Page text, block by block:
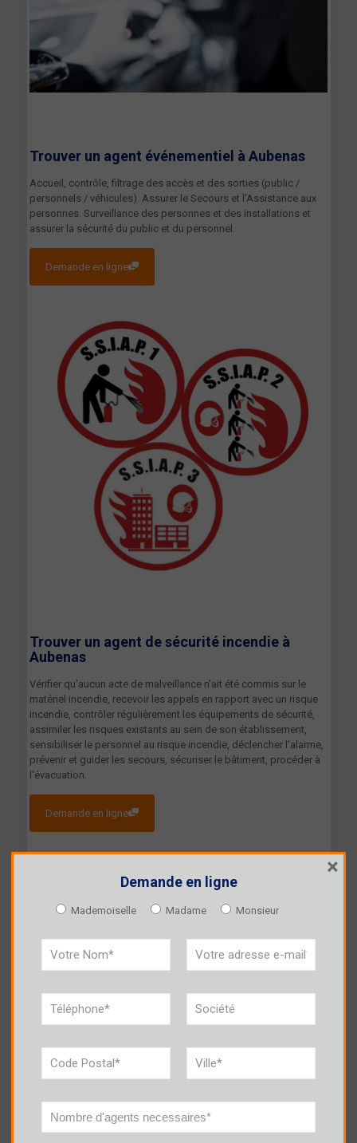
Trouver un agent événementiel àAubenas
Accueil, contrôle, filtrage des accès et des sorties (public /
personnels / véhicules). Assurer le Secours et l’Assistance aux
personnes. Surveillance des personnes et des installations et
assurer la sécurité du public et du personnel.
Demande en ligne
Trouver un agent de sécurité incendie à
Aubenas
Vérifier qu'aucun acte de malveillance n'ait été commis sur le
matériel incendie, recevoir les appels en rapport avec un risque
incendie, contrôler régulièrement les équipements de sécurité,
assimiler les risques existants au sein de son établissement,
sensibiliser le personnel au risque incendie, déclencher l'alarme,
prévenir et guider les secours, sécuriser le bâtiment, procéder à
l'évacuation.
Demande en ligne
Demande en ligne
Mademoiselle Madame Monsieur
×